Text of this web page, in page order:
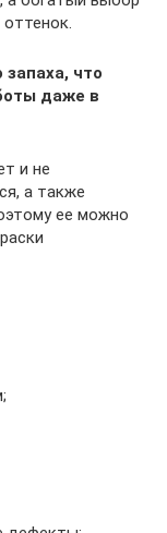
что
даже в
и не
а также
ее можно